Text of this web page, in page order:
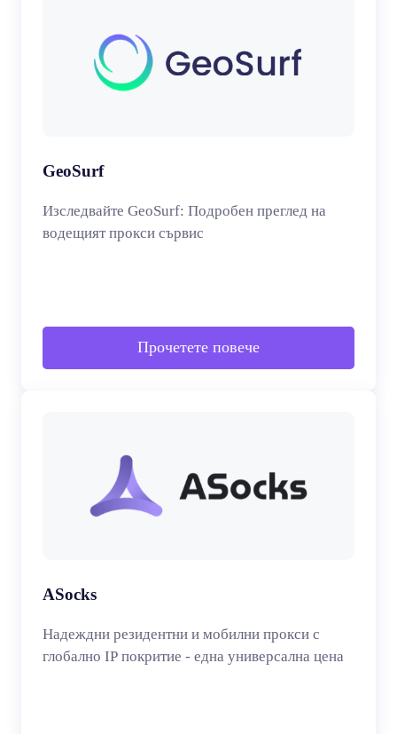
GeoSurf
Изследвайте GeoSurf: Подробен преглед на
водещият прокси сървис
Прочетете повече
ASocks
Надеждни резидентни и мобилни прокси с
глобално IP покритие - една универсална цена